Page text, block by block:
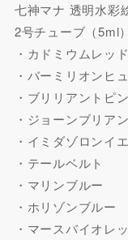
七神マナ 透明水彩
2号チューブ（5ml）
・カドミウムレッ
・バーミリオンヒ
・ブリリアントピ
・ジョーンブリア
・イミダゾロンイ
・テールベルト
・マリンブルー
・ホリゾンブルー
・マースバイオレ